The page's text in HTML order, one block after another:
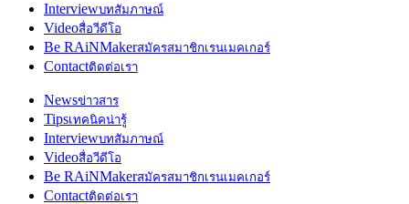
Interviewบทสัมภาษณ์
Videoสื่อวีดีโอ
Be RAiNMakerสมัครสมาชิกเรนเมคเกอร์
Contactติดต่อเรา
Newsข่าวสาร
Tipsเทคนิคน่ารู้
Interviewบทสัมภาษณ์
Videoสื่อวีดีโอ
Be RAiNMakerสมัครสมาชิกเรนเมคเกอร์
Contactติดต่อเรา